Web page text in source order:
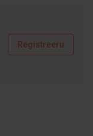
Registreeru